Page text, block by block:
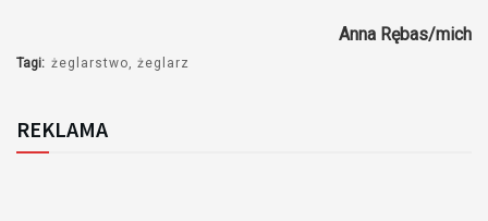
Anna Rębas/mich
Tagi: żeglarstwo żeglarz
REKLAMA